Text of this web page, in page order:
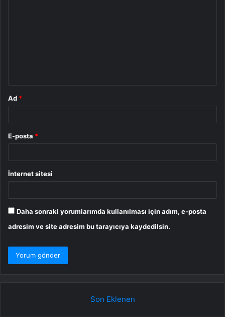
Ad *
E-posta *
İnternet sitesi
Daha sonraki yorumlarımda kullanılması için adım, e-posta
adresim ve site adresim bu tarayıcıya kaydedilsin.
Son Eklenen